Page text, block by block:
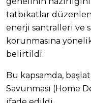
tatbikatlar
enerji santralleri ve
korunmasına
belirtildi.
Bu kapsamda,
Savunması (Home